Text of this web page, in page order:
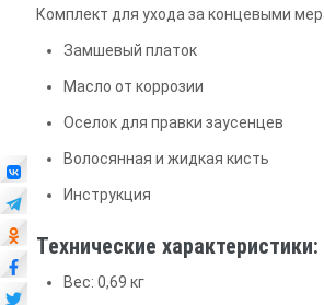
Комплект для ухода за концевыми
Замшевый платок
Масло от коррозии
Оселок для правки заусенцев
Волосянная и жидкая кисть
Инструкция
Технические характеристики:
Вес: 0,69 кг